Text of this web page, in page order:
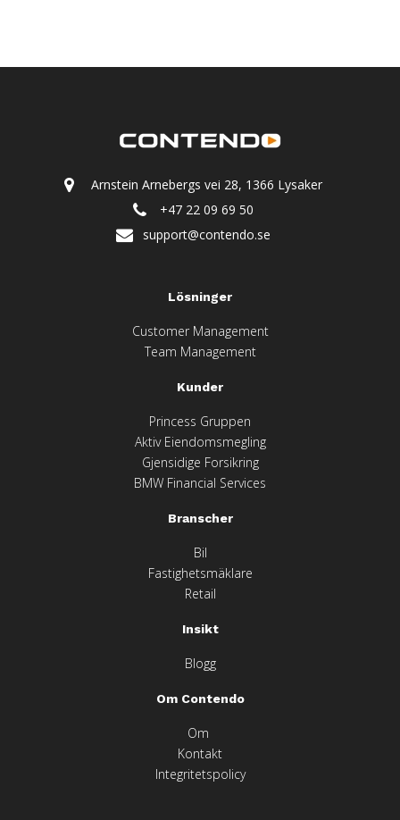
Arnstein Arnebergs vei 28, 1366 Lysaker
+47 22 09 69 50
support@contendo.se
Lösninger
Customer Management
Team Management
Kunder
Princess Gruppen
Aktiv Eiendomsmegling
Gjensidige Forsikring
BMW Financial Services
Branscher
Bil
Fastighetsmäklare
Retail
Insikt
Blogg
Om Contendo
Om
Kontakt
Integritetspolicy